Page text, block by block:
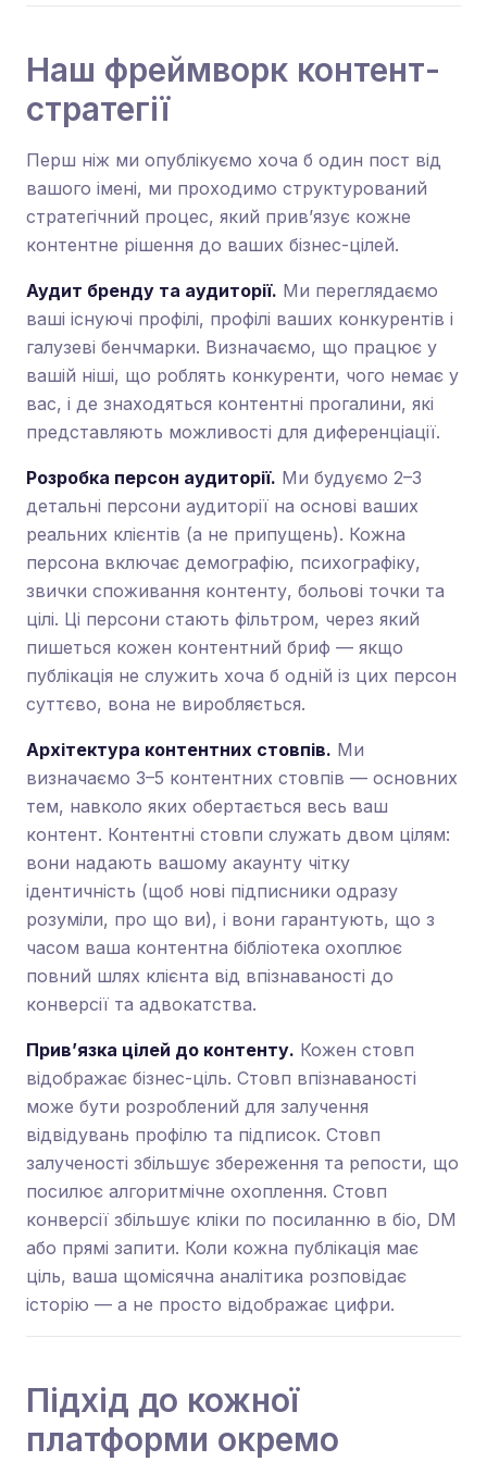
Наш фреймворк контент-
стратегії
Перш ніж ми опублікуємо хоча б один пост від
вашого імені, ми проходимо структурований
стратегічний процес, який прив’язує кожне
контентне рішення до ваших бізнес-цілей.
Аудит бренду та аудиторії. Ми переглядаємо
ваші існуючі профілі, профілі ваших конкурентів і
галузеві бенчмарки. Визначаємо, що працює у
вашій ніші, що роблять конкуренти, чого немає у
вас, і де знаходяться контентні прогалини, які
представляють можливості для диференціації.
Розробка персон аудиторії. Ми будуємо 2–3
детальні персони аудиторії на основі ваших
реальних клієнтів (а не припущень). Кожна
персона включає демографію, психографіку,
звички споживання контенту, больові точки та
цілі. Ці персони стають фільтром, через який
пишеться кожен контентний бриф — якщо
публікація не служить хоча б одній із цих персон
суттєво, вона не виробляється.
Архітектура контентних стовпів. Ми
визначаємо 3–5 контентних стовпів — основних
тем, навколо яких обертається весь ваш
контент. Контентні стовпи служать двом цілям:
вони надають вашому акаунту чітку
ідентичність (щоб нові підписники одразу
розуміли, про що ви), і вони гарантують, що з
часом ваша контентна бібліотека охоплює
повний шлях клієнта від впізнаваності до
конверсії та адвокатства.
Прив’язка цілей до контенту. Кожен стовп
відображає бізнес-ціль. Стовп впізнаваності
може бути розроблений для залучення
відвідувань профілю та підписок. Стовп
залученості збільшує збереження та репости, що
посилює алгоритмічне охоплення. Стовп
конверсії збільшує кліки по посиланню в біо, DM
або прямі запити. Коли кожна публікація має
ціль, ваша щомісячна аналітика розповідає
історію — а не просто відображає цифри.
Підхід до кожної
платформи окремо